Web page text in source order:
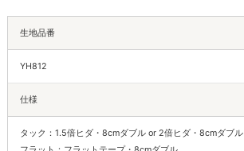
生地品番
YH812
仕様
タック：1.5倍ヒダ・8cmダブル or 2倍ヒダ・8cmダブル